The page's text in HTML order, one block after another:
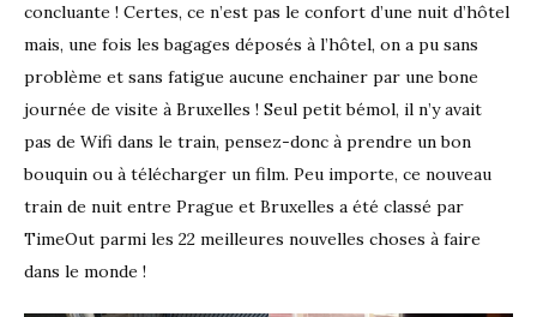
concluante ! Certes, ce n’est pas le confort d’une nuit d’hôtel
mais, une fois les bagages déposés à l’hôtel, on a pu sans
problème et sans fatigue aucune enchainer par une bone
journée de visite à Bruxelles ! Seul petit bémol, il n’y avait
pas de Wifi dans le train, pensez-donc à prendre un bon
bouquin ou à télécharger un film. Peu importe, ce nouveau
train de nuit entre Prague et Bruxelles a été classé par
TimeOut parmi les 22 meilleures nouvelles choses à faire
dans le monde !